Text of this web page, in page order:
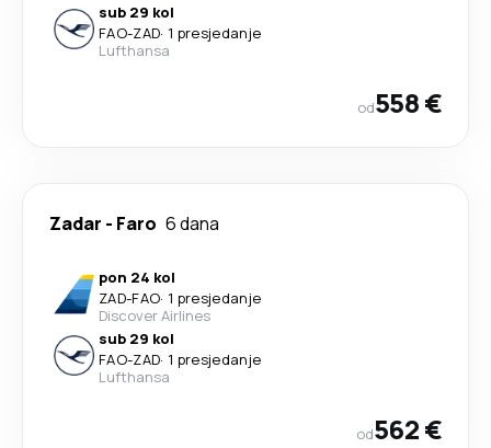
sub 29 kol
FAO-ZAD· 1 presjedanje
Lufthansa
od558 €
Zadar - Faro 6 dana
pon 24 kol
ZAD-FAO· 1 presjedanje
Discover Airlines
sub 29 kol
FAO-ZAD· 1 presjedanje
Lufthansa
od562 €